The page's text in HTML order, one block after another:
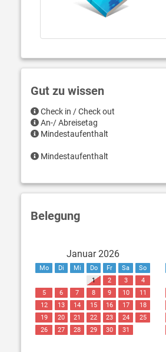
Gut zu wissen
Check in / Check out
An-/ Abreisetag
Mindestaufenthalt
Mindestaufenthalt
Belegung
Januar 2026
Mo Di Mi Do Fr Sa
So
1
2 3
4
5
6 7 8 9 10
11
12
13 14 15 16 17
18
19
20 21 22 23 24
25
26
27 28 29 30 31